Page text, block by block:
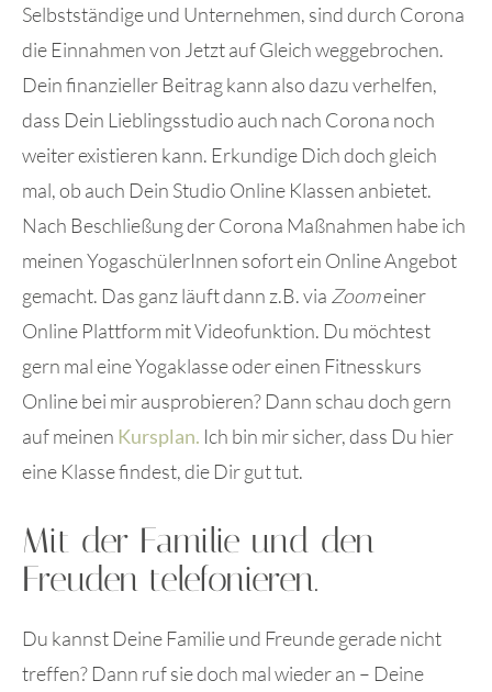
Selbstständige und Unternehmen, sind durch Corona
die Einnahmen von Jetzt auf Gleich weggebrochen.
Dein finanzieller Beitrag kann also dazu verhelfen,
dass Dein Lieblingsstudio auch nach Corona noch
weiter existieren kann. Erkundige Dich doch gleich
mal, ob auch Dein Studio Online Klassen anbietet.
Nach Beschließung der Corona Maßnahmen habe ich
meinen YogaschülerInnen sofort ein Online Angebot
gemacht. Das ganz läuft dann z.B. via Zoomeiner
Online Plattform mit Videofunktion. Du möchtest
gern mal eine Yogaklasse oder einen Fitnesskurs
Online bei mir ausprobieren? Dann schau doch gern
auf meinen Kursplan. Ich bin mir sicher, dass Du hier
eine Klasse findest, die Dir gut tut.
Mit der Familie und den
Freuden telefonieren.
Du kannst Deine Familie und Freunde gerade nicht
treffen? Dann ruf sie doch mal wieder an – Deine